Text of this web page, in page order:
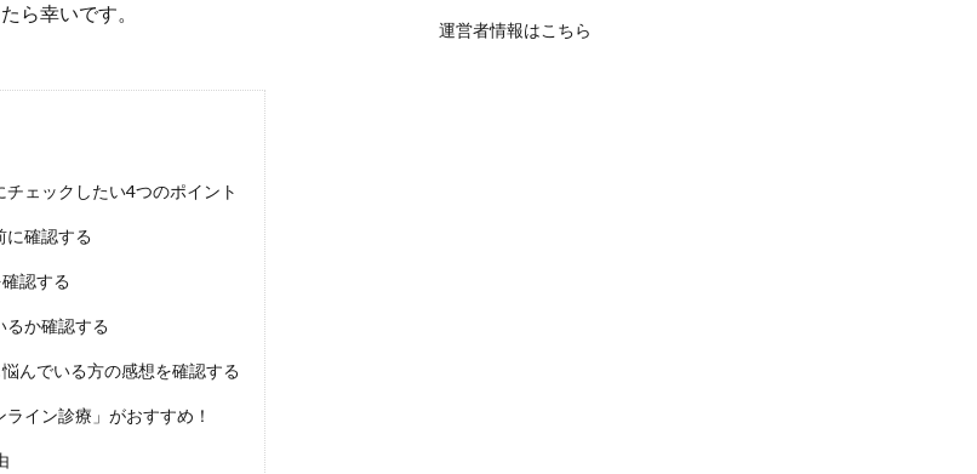
ら幸いです。
ェックしたい4つのポイント
に確認する
認する
るか確認する
んでいる方の感想を確認する
イン診療」がおすすめ！
運営者情報はこちら